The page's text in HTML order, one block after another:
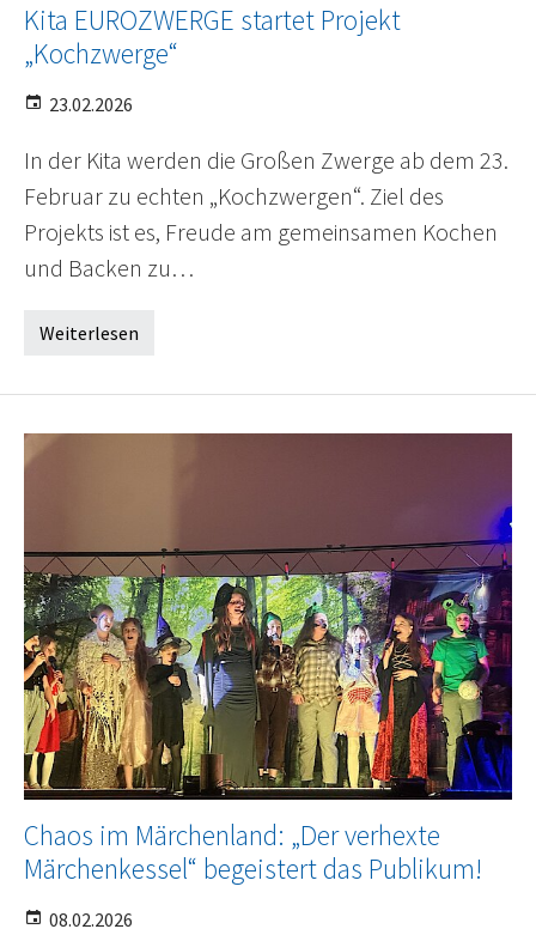
Kita EUROZWERGE startet Projekt
„Kochzwerge“
23.02.2026
In der Kita werden die Großen Zwerge ab dem 23.
Februar zu echten „Kochzwergen“. Ziel des
Projekts ist es, Freude am gemeinsamen Kochen
und Backen zu…
Weiterlesen
Chaos im Märchenland: „Der verhexte
Märchenkessel“ begeistert das Publikum!
08.02.2026